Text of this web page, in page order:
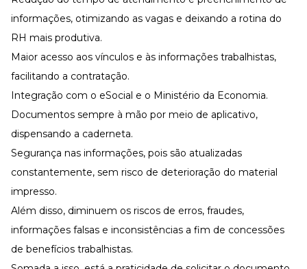
informações, otimizando as vagas e deixando a rotina do
RH mais produtiva.
Maior acesso aos vínculos e às informações trabalhistas,
facilitando a contratação.
Integração com o eSocial e o Ministério da Economia.
Documentos sempre à mão por meio de aplicativo,
dispensando a caderneta.
Segurança nas informações, pois são atualizadas
constantemente, sem risco de deterioração do material
impresso.
Além disso, diminuem os riscos de erros, fraudes,
informações falsas e inconsistências a fim de concessões
de benefícios trabalhistas.